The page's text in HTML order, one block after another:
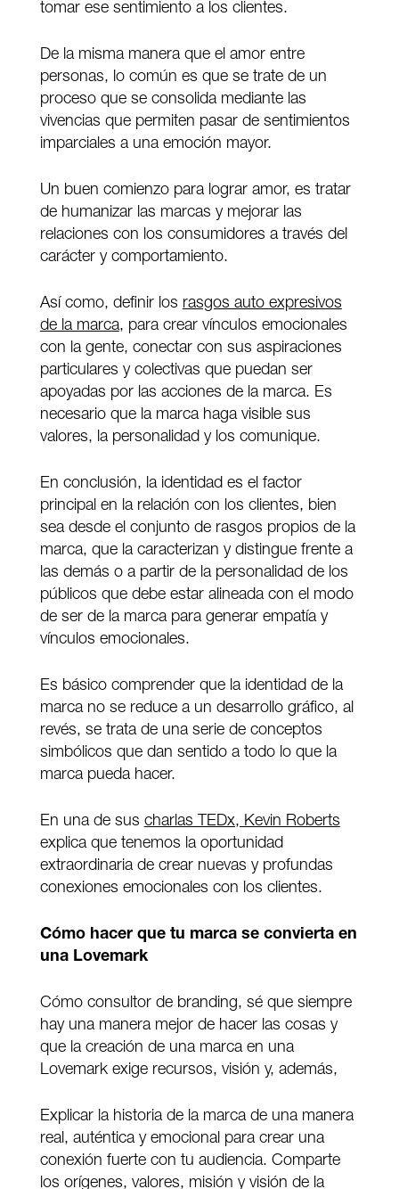
tomar ese sentimiento a los clientes.
De la misma manera que el amor entre
personas, lo común es que se trate de un
proceso que se consolida mediante las
vivencias que permiten pasar de sentimientos
imparciales a una emoción mayor.
Un buen comienzo para lograr amor, es tratar
de humanizar las marcas y mejorar las
relaciones con los consumidores a través del
carácter y comportamiento.
Así como, definir los rasgos auto expresivos
de la marca, para crear vínculos emocionales
con la gente, conectar con sus aspiraciones
particulares y colectivas que puedan ser
apoyadas por las acciones de la marca. Es
necesario que la marca haga visible sus
valores, la personalidad y los comunique.
En conclusión, la identidad es el factor
principal en la relación con los clientes, bien
sea desde el conjunto de rasgos propios de la
marca, que la caracterizan y distingue frente a
las demás o a partir de la personalidad de los
públicos que debe estar alineada con el modo
de ser de la marca para generar empatía y
vínculos emocionales.
Es básico comprender que la identidad de la
marca no se reduce a un desarrollo gráfico, al
revés, se trata de una serie de conceptos
simbólicos que dan sentido a todo lo que la
marca pueda hacer.
En una de sus charlas TEDx, Kevin Roberts
explica que tenemos la oportunidad
extraordinaria de crear nuevas y profundas
conexiones emocionales con los clientes.
Cómo hacer que tu marca se convierta en
una Lovemark
Cómo consultor de branding, sé que siempre
hay una manera mejor de hacer las cosas y
que la creación de una marca en una
Lovemark exige recursos, visión y, además,
Explicar la historia de la marca de una manera
real, auténtica y emocional para crear una
conexión fuerte con tu audiencia. Comparte
los orígenes, valores, misión y visión de la